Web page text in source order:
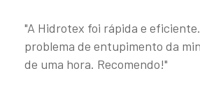
"A Hidrotex foi rápida e
problema de entupimento da
de uma hora. Recomendo!"